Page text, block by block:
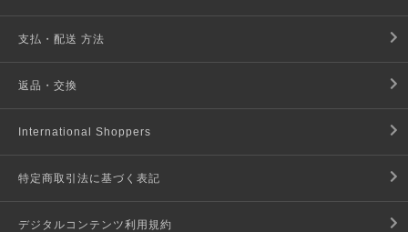
支払・配送 方法
返品・交換
International Shoppers
特定商取引法に基づく表記
デジタルコンテンツ利用規約